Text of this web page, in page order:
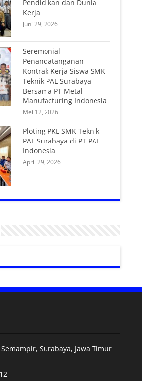
Pendidikan dan Dunia
Kerja
Juni 29, 2026
Seremonial
Penandatanganan
Kontrak Kerja Siswa SMK
Teknik PAL Surabaya
Bersama PT Metal
Manufacturing Indonesia
Mei 12, 2026
Ploting PKL SMK Teknik
PAL Surabaya di PT PAL
Indonesia
April 29, 2026
Surabaya, Jawa Timur